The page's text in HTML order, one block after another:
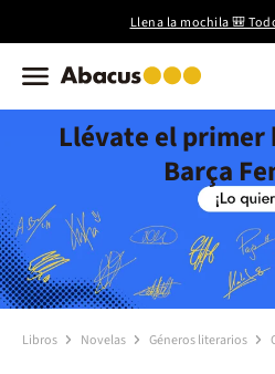
Llena la mochila 🎒
Llévate el
Barça
Libros Novelas Géneros literarios